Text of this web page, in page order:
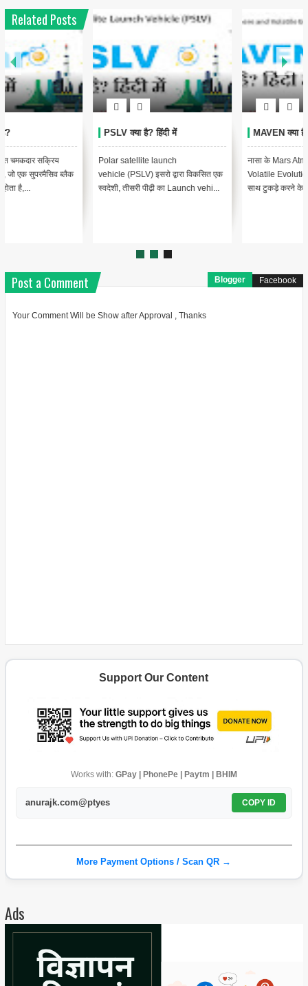
Related Posts
Polar satellite launch
vehicle (PSLV) इसरो द्वारा विकसित एक
स्वदेशी, तीसरी पीढ़ी का Launch vehi...
MAVEN क्या है? हिंदी में
नासा के Mars Atmosphere and
Volatile Evolution (MAVEN) को एक
साथ टुकड़े करने के प्रयास में मंगल...
Post a Comment Blogger Facebook
Your Comment Will be Show after Approval , Thanks
Support Our Content
Works with: GPay | PhonePe | Paytm | BHIM
anurajk.com@ptyes COPY ID
More Payment Options / Scan QR →
Ads